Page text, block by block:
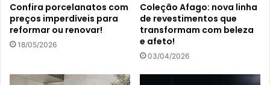
Confira porcelanatos com
preços imperdíveis para
reformar ou renovar!
18/05/2026
Coleção Afago: nova linha
de revestimentos que
transformam com beleza
e afeto!
03/04/2026